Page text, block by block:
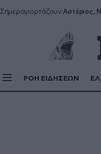
Σήμεραγιορτάζουν:Αστέριος,
ΡΟΗ ΕΙΔΗΣΕΩΝ